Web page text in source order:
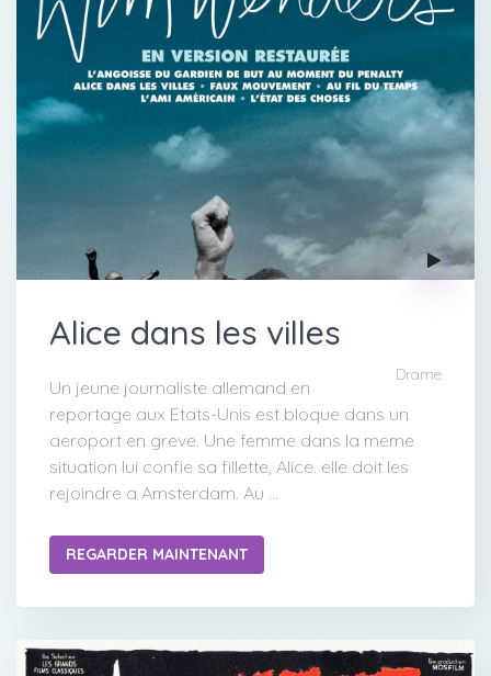
Alice dans les villes
Drame
Un jeune journaliste allemand en
reportage aux Etats-Unis est bloque dans un
aeroport en greve. Une femme dans la meme
situation lui confie sa fillette, Alice. elle doit les
rejoindre a Amsterdam. Au ...
REGARDER MAINTENANT